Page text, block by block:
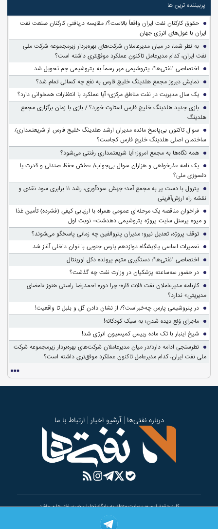
پربیننده ترین ها
حقوق کارکنان نفت ایران واقعاً بالاست؟/ مقایسه دریافتی کارکنان صنعت نفت
ایران با غول‌های انرژی جهان
به نظر شما، در میان مدیرعاملان شرکت‌های بهره‌بردار زیرمجموعه شرکت ملی
نفت ایران، کدام مدیرعامل تاکنون عملکرد موفق‌تری داشته است؟
اختصاصی "نفتی‌ها": پتروشیمی مهر رسماً به پتروشیمی جم تحویل شد
نمایش دیروز مجمع هلدینگ خلیج فارس به نفع چه کسانی تمام شد؟
یک سال مدیریت در نفت مناطق مرکزی؛ آیا عملکرد با انتظارات همخوانی دارد؟
بازی جدید هلدینگ خلیج فارس استارت خورد؟ / بازی با زمان برگزاری مجمع
هلدینگ
سوالِ تاکنون بی‌پاسخ مانده مدیران ارشد هلدینگ خلیج فارس از شریعتمداری/
ساختمان اصلی هلدینگ خلیج فارس کجاست؟
همه نگاه‌ها به مجمع امروز؛ آیا شریعتمداری رفتنی می‌شود؟
یک نامه عذرخواهی و هزاران سوال بی‌جواب/ عطش حفظ صندلی و قدرت یا
دلسوزی ملی؟
پترول با دست پر به مجمع آمد؛ جهش سودآوری، رشد ۱۱ برابری سود نقدی و
نقشه راه ارزش‌آفرینی
فراخوان مناقصه یک مرحله‌ای عمومی همراه با ارزیابی کیفی (فشرده) تأمین غذا
و میوه پرسنل سایت پروژه پتروشیمی دهدشت– نوبت اول
توقف پروژه، تعدیل نیرو؛ مدیران پتروالفین چه زمانی پاسخگو می‌شوند؟
تعمیرات اساسی پالایشگاه دوازدهم پارس جنوبی با توان داخلی آغاز شد
اختصاصی "نفتی‌ها": دستگیری متهم پرونده دکل اورینتال
در حضور سه‌ساعته پزشکیان در وزارت نفت چه گذشت؟
کارنامه مدیرعاملان نفت فلات قاره؛ چرا دوره احمدرضا راستی هنوز «امضای
مدیریتی» ندارد؟
در پتروشیمی پارس چه‌خبراست؟/ از نشان دادن گل و بلبل تا واقعیت!
ماجرای وَلع دیده شدن؛ به سبک کودکانه!
شیخ اینبار با تک ماده رییس کمیسیون انرژی شد!
نظرسنجی ادامه دارد/در میان مدیرعاملان شرکت‌های بهره‌بردار زیرمجموعه شرکت
ملی نفت ایران، کدام مدیرعامل تاکنون عملکرد موفق‌تری داشته است؟
درباره نفتی‌ها آرشیو اخبار ارتباط با ما
کلیه حقوق این وب سایت متعلق به پایگاه تحلیلی خبری نفتی‌ها می‌باشد